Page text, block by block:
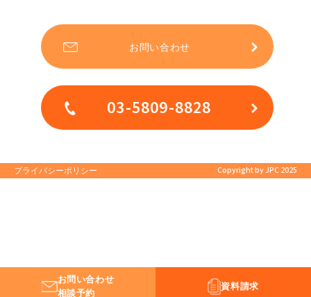
お問い合わせ
相談予約
資料請求
お問い合わせ
03-5809-8828
プライバシーポリシー Copyright by JPC 2025